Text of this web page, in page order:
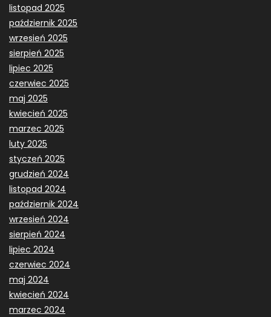
listopad 2025
październik 2025
wrzesień 2025
sierpień 2025
lipiec 2025
czerwiec 2025
maj 2025
kwiecień 2025
marzec 2025
luty 2025
styczeń 2025
grudzień 2024
listopad 2024
październik 2024
wrzesień 2024
sierpień 2024
lipiec 2024
czerwiec 2024
maj 2024
kwiecień 2024
marzec 2024